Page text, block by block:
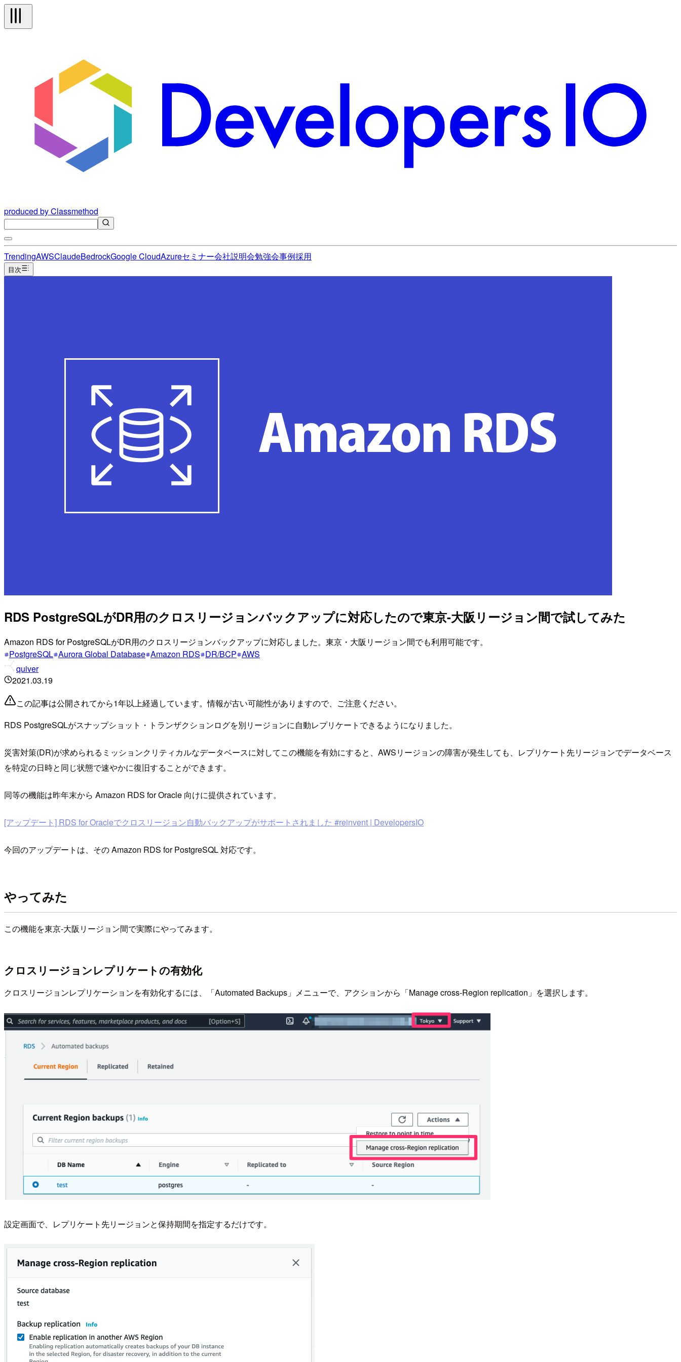
produced by Classmethod
TrendingAWSClaudeBedrockGoogle CloudAzureセミナー会社説明会勉強会事例採用
目次
RDS PostgreSQLがDR用のクロスリージョンバックアップに対応したので東京-大阪リージョン間で試してみた
Amazon RDS for PostgreSQLがDR用のクロスリージョンバックアップに対応しました。東京・大阪リージョン間でも利用可能です。
PostgreSQL Aurora Global Database Amazon RDS DR/BCP AWS
quiver
2021.03.19
この記事は公開されてから1年以上経過しています。情報が古い可能性がありますので、ご注意ください。
RDS PostgreSQLがスナップショット・トランザクションログを別リージョンに自動レプリケートできるようになりました。
災害対策(DR)が求められるミッションクリティカルなデータベースに対してこの機能を有効にすると、AWSリージョンの障害が発生しても、レプリケート先リージョンでデータベース
を特定の日時と同じ状態で速やかに復旧することができます。
同等の機能は昨年末から Amazon RDS for Oracle 向けに提供されています。
[アップデート] RDS for Oracleでクロスリージョン自動バックアップがサポートされました #reinvent | DevelopersIO
今回のアップデートは、その Amazon RDS for PostgreSQL 対応です。
やってみた
この機能を東京-大阪リージョン間で実際にやってみます。
クロスリージョンレプリケートの有効化
クロスリージョンレプリケーションを有効化するには、「Automated Backups」メニューで、アクションから「Manage cross-Region replication」を選択します。
設定画面で、レプリケート先リージョンと保持期間を指定するだけです。